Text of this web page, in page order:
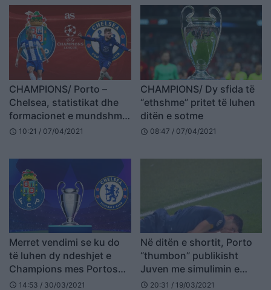
CHAMPIONS/ Porto –
Chelsea, statistikat dhe
formacionet e mundshme
(FOTO LAJM)
schedule 10:21 / 07/04/2021
CHAMPIONS/ Dy sfida të
“ethshme” pritet të luhen
ditën e sotme
schedule 08:47 / 07/04/2021
Merret vendimi se ku do
të luhen dy ndeshjet e
Champions mes Portos
dhe Chelseas
schedule 14:53 / 30/03/2021
Në ditën e shortit, Porto
“thumbon” publikisht
Juven me simulimin e
famshëm (VIDEO)
schedule 20:31 / 19/03/2021